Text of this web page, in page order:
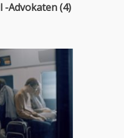
-Advokaten (4)